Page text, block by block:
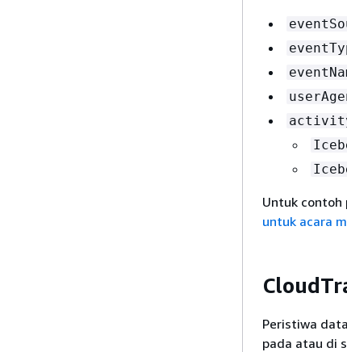
Untuk contoh
untuk acara
Peristiwa
pada atau di